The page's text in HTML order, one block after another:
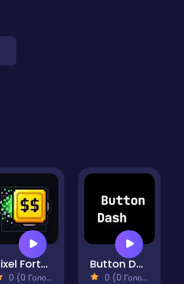
Pixel Fortune Factory
0 (0 Голосів)
Button Dash
0 (0 Голосів)